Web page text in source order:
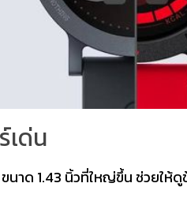
เด่น
นาด 1.43 นิ้วที่ใหญ่ขึ้น ช่วยใ